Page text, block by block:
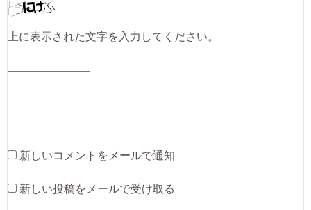
上に表示された文字を入力してください。
新しいコメントをメールで通知
新しい投稿をメールで受け取る